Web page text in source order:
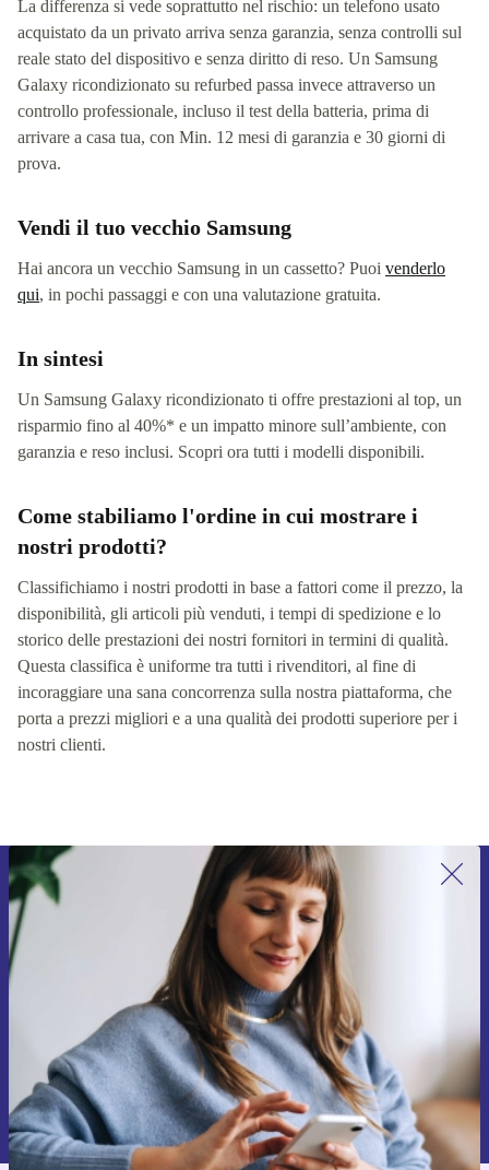
La differenza si vede soprattutto nel rischio: un telefono usato
acquistato da un privato arriva senza garanzia, senza controlli sul
reale stato del dispositivo e senza diritto di reso. Un Samsung
Galaxy ricondizionato su refurbed passa invece attraverso un
controllo professionale, incluso il test della batteria, prima di
arrivare a casa tua, con Min. 12 mesi di garanzia e 30 giorni di
prova.
Vendi il tuo vecchio Samsung
Hai ancora un vecchio Samsung in un cassetto? Puoi venderlo
qui, in pochi passaggi e con una valutazione gratuita.
In sintesi
Un Samsung Galaxy ricondizionato ti offre prestazioni al top, un
risparmio fino al 40%* e un impatto minore sull’ambiente, con
garanzia e reso inclusi. Scopri ora tutti i modelli disponibili.
Come stabiliamo l'ordine in cui mostrare i
nostri prodotti?
Classifichiamo i nostri prodotti in base a fattori come il prezzo, la
disponibilità, gli articoli più venduti, i tempi di spedizione e lo
storico delle prestazioni dei nostri fornitori in termini di qualità.
Questa classifica è uniforme tra tutti i rivenditori, al fine di
incoraggiare una sana concorrenza sulla nostra piattaforma, che
porta a prezzi migliori e a una qualità dei prodotti superiore per i
nostri clienti.
Iscriviti per la prima volta alla nostra
newsletter e ottieni 15€ di sconto!
Non farti più scappare le migliori offerte.
Richiedi codice sconto
Per maggiori informazioni sull’uso dei dati personali, visita la nostra
Normativa sulla privacy